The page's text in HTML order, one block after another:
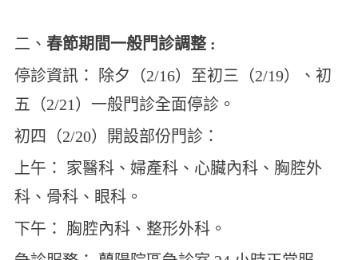
二、 春節期間一般門診調整 :
停診資訊： 除夕（2/16）至初三（2/19）、初
五（2/21）一般門診全面停診。
初四（2/20）開設部份門診：
上午： 家醫科、婦產科、心臟內科、胸腔外
科、骨科、眼科。
下午： 胸腔內科、整形外科。